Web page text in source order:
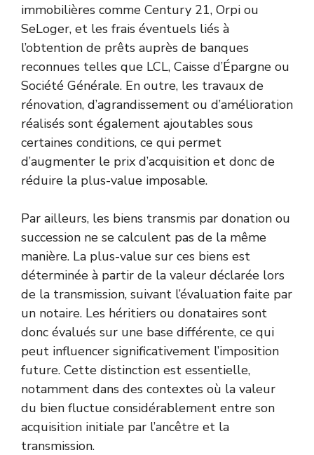
immobilières comme Century 21, Orpi ou
SeLoger, et les frais éventuels liés à
l’obtention de prêts auprès de banques
reconnues telles que LCL, Caisse d’Épargne ou
Société Générale. En outre, les travaux de
rénovation, d’agrandissement ou d’amélioration
réalisés sont également ajoutables sous
certaines conditions, ce qui permet
d’augmenter le prix d’acquisition et donc de
réduire la plus-value imposable.
Par ailleurs, les biens transmis par donation ou
succession ne se calculent pas de la même
manière. La plus-value sur ces biens est
déterminée à partir de la valeur déclarée lors
de la transmission, suivant l’évaluation faite par
un notaire. Les héritiers ou donataires sont
donc évalués sur une base différente, ce qui
peut influencer significativement l’imposition
future. Cette distinction est essentielle,
notamment dans des contextes où la valeur
du bien fluctue considérablement entre son
acquisition initiale par l’ancêtre et la
transmission.